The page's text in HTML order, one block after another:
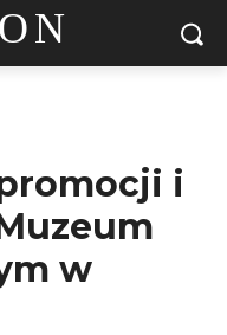
i
w